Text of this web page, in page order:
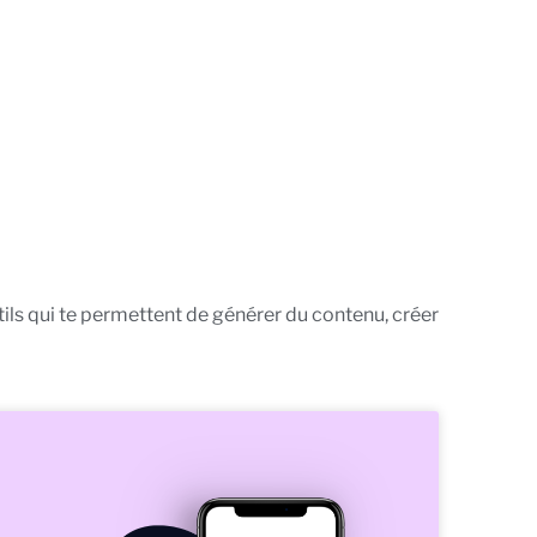
qui te permettent de générer du contenu, créer